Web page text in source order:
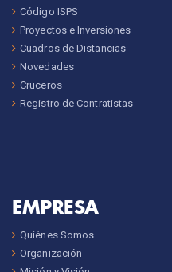
Código ISPS
Proyectos e Inversiones
Cuadros de Distancias
Novedades
Cruceros
Registro de Contratistas
EMPRESA
Quiénes Somos
Organización